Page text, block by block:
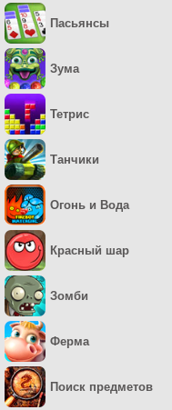
Пасьянсы
Зума
Тетрис
Танчики
Огонь и Вода
Красный шар
Зомби
Ферма
Поиск предметов